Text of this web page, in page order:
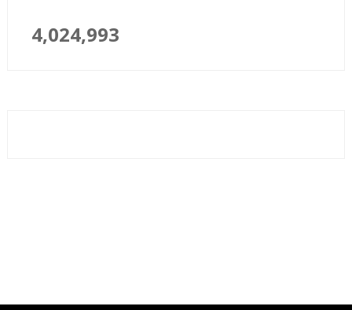
4,024,993